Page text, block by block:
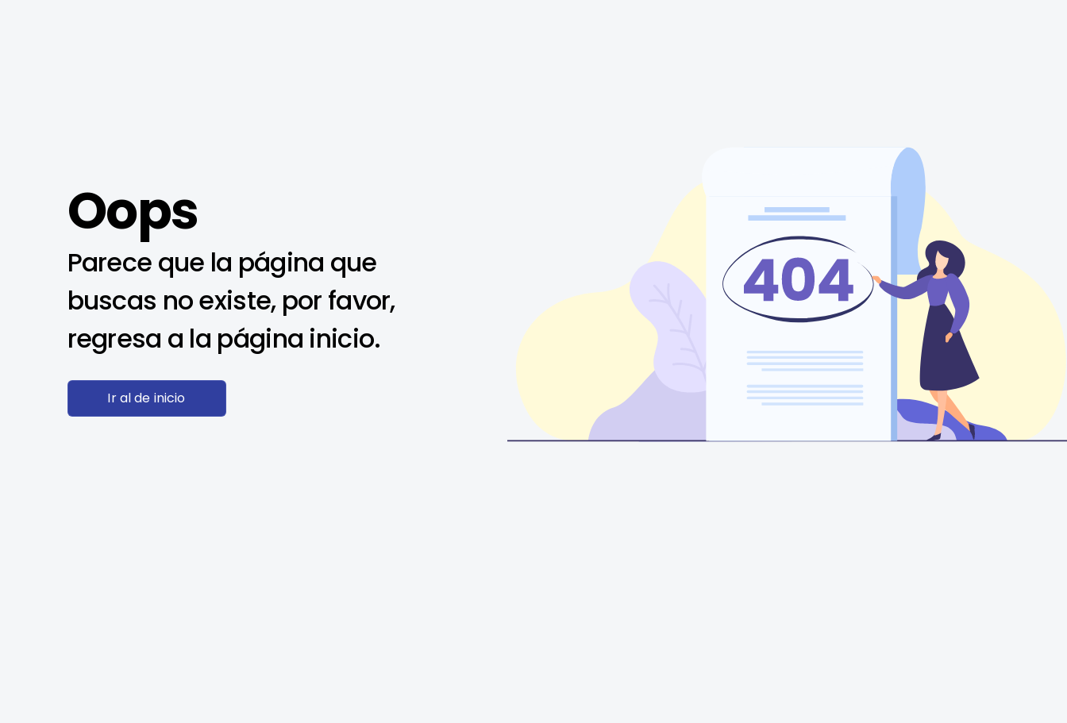
Oops
Parece que la página que
buscas no existe, por favor,
regresa a la página inicio.
Ir al de inicio